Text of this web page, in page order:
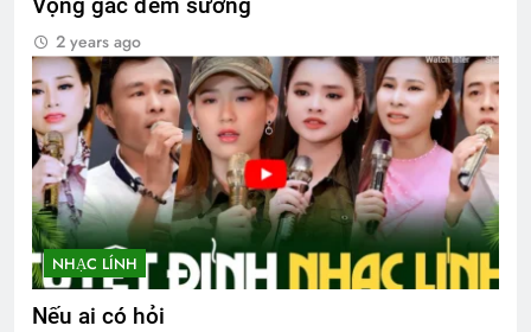
Vọng gác đêm sương
2 years ago
NHẠC LÍNH
Nếu ai có hỏi